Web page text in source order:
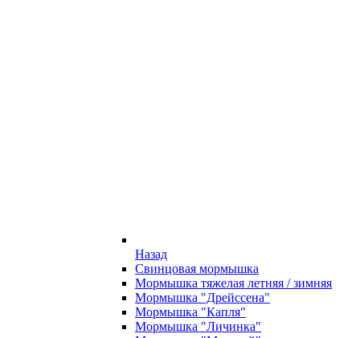
Назад
Свинцовая мормышка
Мормышка тяжелая летняя / зимняя
Мормышка "Дрейссена"
Мормышка "Капля"
Мормышка "Личинка"